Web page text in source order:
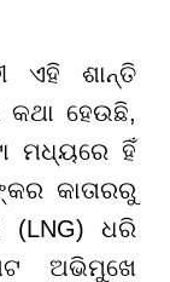
ଏହି ଶାନ୍ତି
ହେଉଛି,
ମଧ୍ୟରେ ହିଁ
କାତାରରୁ
ଧରି
ଅଭିମୁଖେ